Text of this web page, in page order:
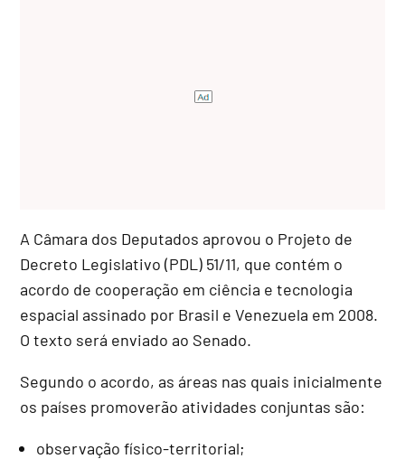
A Câmara dos Deputados aprovou o Projeto de
Decreto Legislativo (PDL) 51/11, que contém o
acordo de cooperação em ciência e tecnologia
espacial assinado por Brasil e Venezuela em 2008.
O texto será enviado ao Senado.
Segundo o acordo, as áreas nas quais inicialmente
os países promoverão atividades conjuntas são:
observação físico-territorial;